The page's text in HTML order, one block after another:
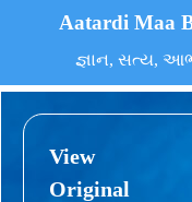
Aatardi Maa
જ્ઞાન, સત્ય,
View
Original